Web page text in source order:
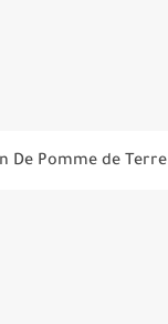
De Pomme de Terre